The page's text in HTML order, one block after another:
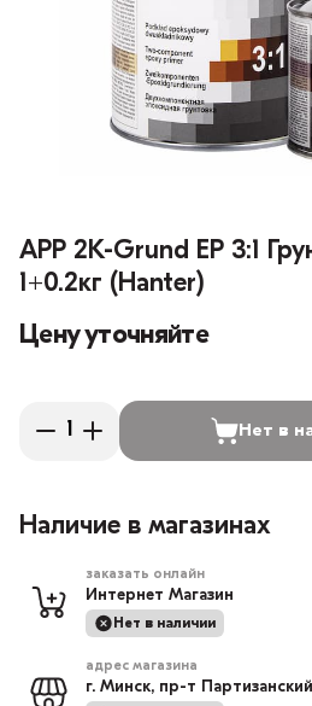
APP 2K-Grund EP 3:1
1+0.2кг (Hanter)
Цену уточняйте
Нет в
Наличие в магазинах
заказать онлайн
Интернет Магазин
Нет в наличии
адрес магазина
г. Минск, пр-т